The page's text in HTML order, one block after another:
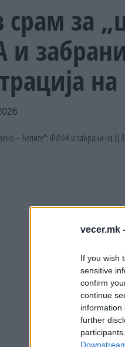
vecer.mk -
If you wish
sensitive
confirm
continue
information
further
срам за